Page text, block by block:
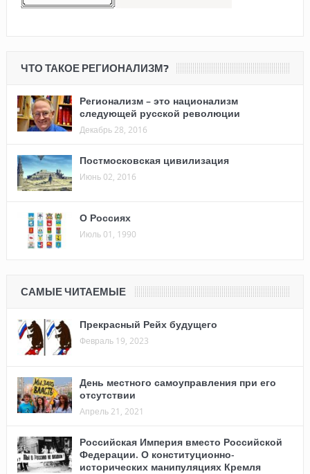
ЧТО ТАКОЕ РЕГИОНАЛИЗМ?
Регионализм – это национализм
следующей русской революции
Декабрь 28, 2016
Постмосковская цивилизация
Июнь 02, 2016
О Россиях
Июль 01, 1990
САМЫЕ ЧИТАЕМЫЕ
Прекрасный Рейх будущего
Февраль 19, 2023
День местного самоуправления при его
отсутствии
Апрель 21, 2021
Российская Империя вместо Российской
Федерации. О конституционно-
исторических манипуляциях Кремля